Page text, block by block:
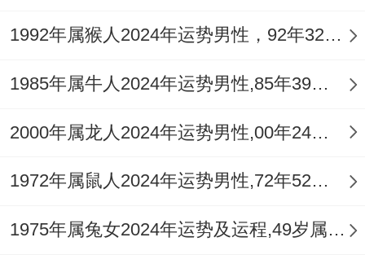
周遭既有真诚的合作者，也难免混入窥伺之
的纠纷、合同条款的隐藏陷阱、或因一时轻
信而造成的财物损失。
时务必反复核验，如履薄冰
1992年属猴人2024年运势男性，92年32岁属猴男2024年每月运程怎么样
1985年属牛人2024年运势男性,85年39岁属牛男2024年每月运程怎么样
2000年属龙人2024年运势男性,00年24岁属龙男2024年每月运程怎么样
1972年属鼠人2024年运势男性,72年52岁属鼠男2024年每月运程怎么样
1975年属兔女2024年运势及运程,49岁属兔人2024全年每月运势女性如何